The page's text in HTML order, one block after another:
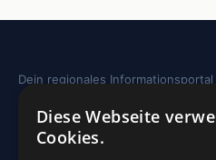
Dein regionales
Sehenswürdigkeiten,
deiner Region.
Diese Webseite
Cookies.